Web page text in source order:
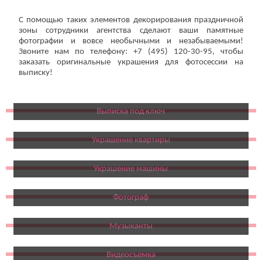
С помощью таких элементов декорирования праздничной
зоны сотрудники агентства сделают ваши памятные
фотографии и вовсе необычными и незабываемыми!
Звоните нам по телефону: +7 (495) 120-30-95, чтобы
заказать оригинальные украшения для фотосессии на
выписку!
Выписка под ключ
Украшение квартиры
Украшение машины
Фотограф
Музыканты
Видеосъемка